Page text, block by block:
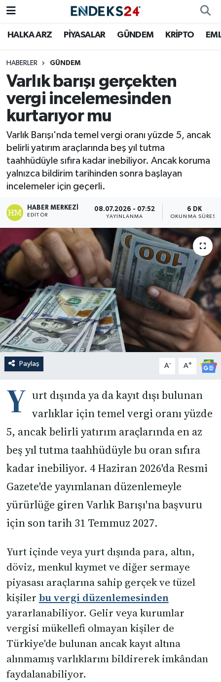
HALKA ARZ PİYASALAR GÜNDEM KRİPTO
HABERLER GÜNDEM
Varlık barışı gerçekten
vergi incelemesinden
kurtarıyor mu
Varlık Barışı'nda temel vergi oranı yüzde 5, ancak
belirli yatırım araçlarında beş yıl tutma
taahhüdüyle sıfıra kadar inebiliyor. Ancak koruma
yalnızca bildirim tarihinden sonra başlayan
incelemeler için geçerli.
HABER MERKEZI
EDITÖR
08.07.2026 - 07:52
YAYINLANMA
6 DK
OKUNMA SÜRESI
Paylaş A- A+
Y urt dışında ya da kayıt dışı bulunan
varlıklar için temel vergi oranı yüzde
5, ancak belirli yatırım araçlarında en az
beş yıl tutma taahhüdüyle bu oran sıfıra
kadar inebiliyor. 4 Haziran 2026'da Resmi
Gazete'de yayımlanan düzenlemeyle
yürürlüğe giren Varlık Barışı'na başvuru
için son tarih 31 Temmuz 2027.
Yurt içinde veya yurt dışında para, altın,
döviz, menkul kıymet ve diğer sermaye
piyasası araçlarına sahip gerçek ve tüzel
kişiler bu vergi düzenlemesinden
yararlanabiliyor. Gelir veya kurumlar
vergisi mükellefi olmayan kişiler de
Türkiye'de bulunan ancak kayıt altına
alınmamış varlıklarını bildirerek imkândan
faydalanabiliyor.
EMLAK
ENERJİ
GÜNDEM
HALKA ARZ
KRİPTO
OTOMOTİV
PİYASALAR
SAVUNMA
Nöbetçi Eczaneler
Hava Durumu
Trafik Durumu
Süper Lig Puan Durumu ve Fikstür
Tüm Manşetler
Son Dakika Haberleri
Haber Arşivi